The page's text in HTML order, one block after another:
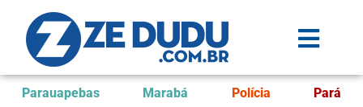
Parauapebas Marabá Polícia Pará